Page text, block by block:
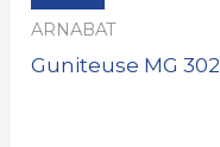
ARNABAT
Guniteuse MG 302